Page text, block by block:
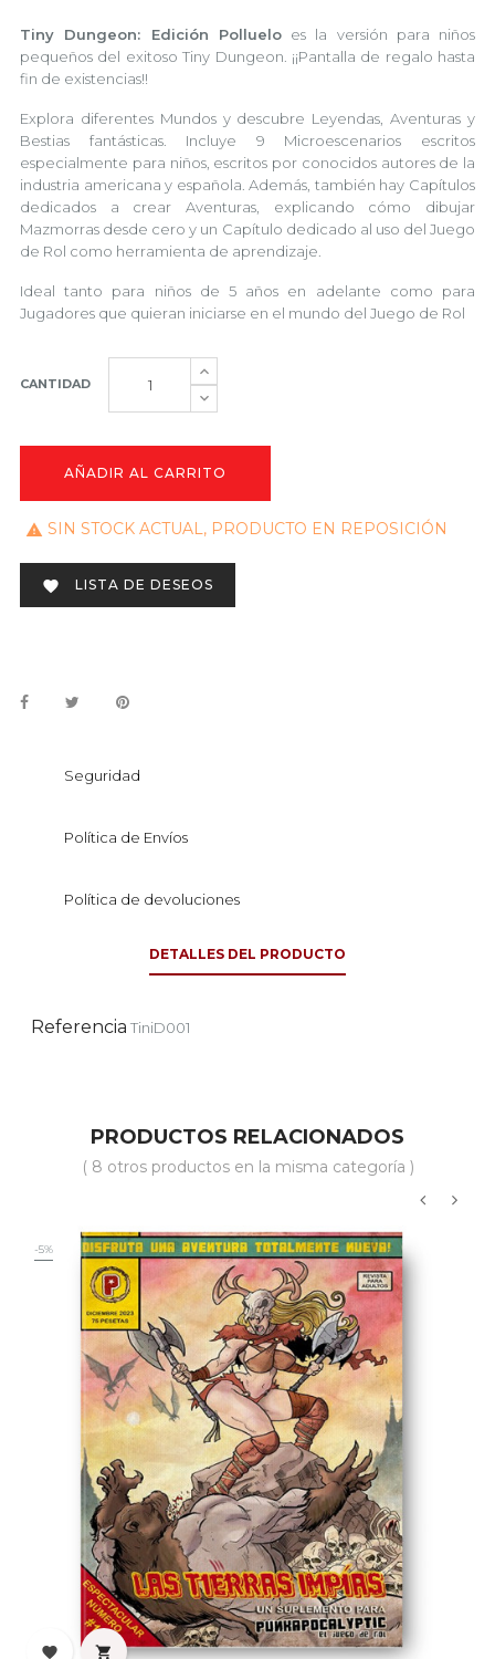
Tiny Dungeon: Edición Pollueloes la versión para niños
pequeños del exitoso Tiny Dungeon. ¡¡Pantalla de regalo hasta
fin de existencias!!
Explora diferentes Mundos y descubre Leyendas, Aventuras y
Bestias fantásticas. Incluye 9 Microescenarios escritos
especialmente para niños, escritos por conocidos autores de la
industria americana y española. Además, también hay Capítulos
dedicados a crear Aventuras, explicando cómo dibujar
Mazmorras desde cero y un Capítulo dedicado al uso del Juego
de Rol como herramienta de aprendizaje.
Ideal tanto para niños de 5 años en adelante como para
Jugadores que quieran iniciarse en el mundo del Juego de Rol
CANTIDAD
AÑADIR AL CARRITO
 SIN STOCK ACTUAL, PRODUCTO EN REPOSICIÓN
 LISTA DE DESEOS
Seguridad
Política de Envíos
Política de devoluciones
DETALLES DEL PRODUCTO
Referencia TiniD001
PRODUCTOS RELACIONADOS
( 8 otros productos en la misma categoría )
-5%
 